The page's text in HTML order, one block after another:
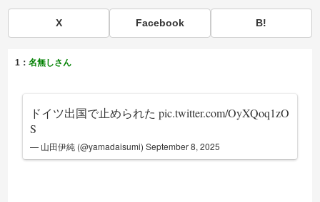
X Facebook B!
1：名無しさん
ドイツ出国で止められたpic.twitter.com/OyXQoq1zO
S
— 山田伊純 (@yamadaisumi)September 8, 2025